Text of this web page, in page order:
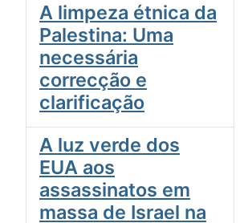
A limpeza étnica da
Palestina: Uma
necessária
correcção e
clarificação
A luz verde dos
EUA aos
assassinatos em
massa de Israel na